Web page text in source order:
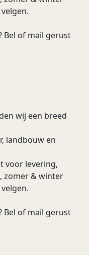
Bel of mail gerust
wij een breed
landbouw en
voor levering,
zomer & winter
Bel of mail gerust